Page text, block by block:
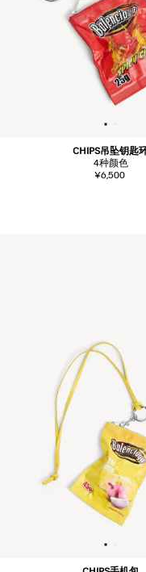
CHIPS吊坠钥匙
4种颜色
¥6,500